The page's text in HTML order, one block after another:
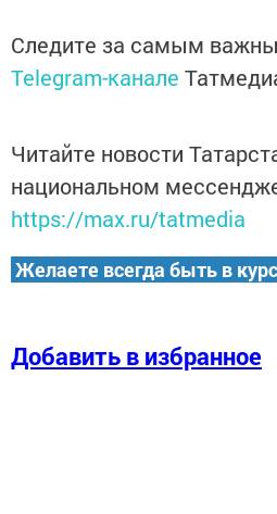
Следите за самым
Telegram-канале
Читайте новости
национальном
https://max.ru/tatmedia
Желаете всегда быть в
Добавить в избранное